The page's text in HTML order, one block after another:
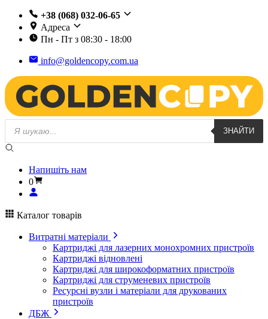
+38 (068) 032-06-65
Адреса
Пн - Пт з 08:30 - 18:00
info@goldencopy.com.ua
Пошук
товарів
ЗНАЙТИ
Напишіть нам
0
Каталог товарів
Витратні матеріали
Картриджі для лазерних монохромних пристроїв
Картриджі відновлені
Картриджі для широкоформатних пристроїв
Картриджі для струменевих пристроїв
Ресурсні вузли і матеріали для друкованих
пристроїв
ДБЖ